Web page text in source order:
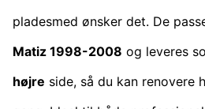
pladesmed ønsker det. De
Matiz 1998-2008 og leveres
højre side, så du kan renovere